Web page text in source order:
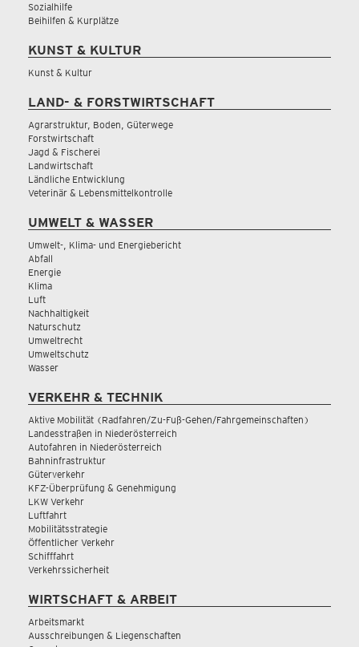
Sozialhilfe
Beihilfen & Kurplätze
KUNST & KULTUR
Kunst & Kultur
LAND- & FORSTWIRTSCHAFT
Agrarstruktur, Boden, Güterwege
Forstwirtschaft
Jagd & Fischerei
Landwirtschaft
Ländliche Entwicklung
Veterinär & Lebensmittelkontrolle
UMWELT & WASSER
Umwelt-, Klima- und Energiebericht
Abfall
Energie
Klima
Luft
Nachhaltigkeit
Naturschutz
Umweltrecht
Umweltschutz
Wasser
VERKEHR & TECHNIK
Aktive Mobilität (Radfahren/Zu-Fuß-Gehen/Fahrgemeinschaften)
Landesstraßen in Niederösterreich
Autofahren in Niederösterreich
Bahninfrastruktur
Güterverkehr
KFZ-Überprüfung & Genehmigung
LKW Verkehr
Luftfahrt
Mobilitätsstrategie
Öffentlicher Verkehr
Schifffahrt
Verkehrssicherheit
WIRTSCHAFT & ARBEIT
Arbeitsmarkt
Ausschreibungen & Liegenschaften